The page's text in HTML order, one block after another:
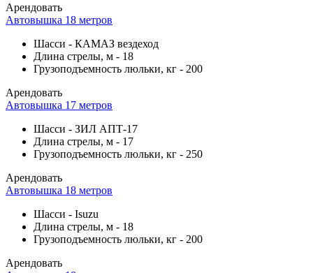
Арендовать
Автовышка 18 метров
Шасси - КАМАЗ вездеход
Длина стрелы, м - 18
Грузоподъемность люльки, кг - 200
Арендовать
Автовышка 17 метров
Шасси - ЗИЛ АПТ-17
Длина стрелы, м - 17
Грузоподъемность люльки, кг - 250
Арендовать
Автовышка 18 метров
Шасси - Isuzu
Длина стрелы, м - 18
Грузоподъемность люльки, кг - 200
Арендовать